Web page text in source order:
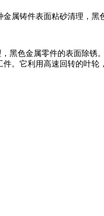
属铸件表面粘砂清理，黑
黑色金属零件的表面除锈
。它利用高速回转的叶轮
，特别适